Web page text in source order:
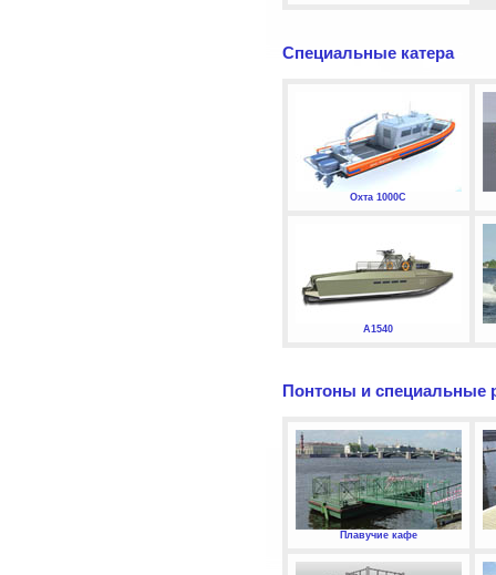
Специальные катера
Охта 1000С
А1540
Понтоны и специальные
Плавучие кафе